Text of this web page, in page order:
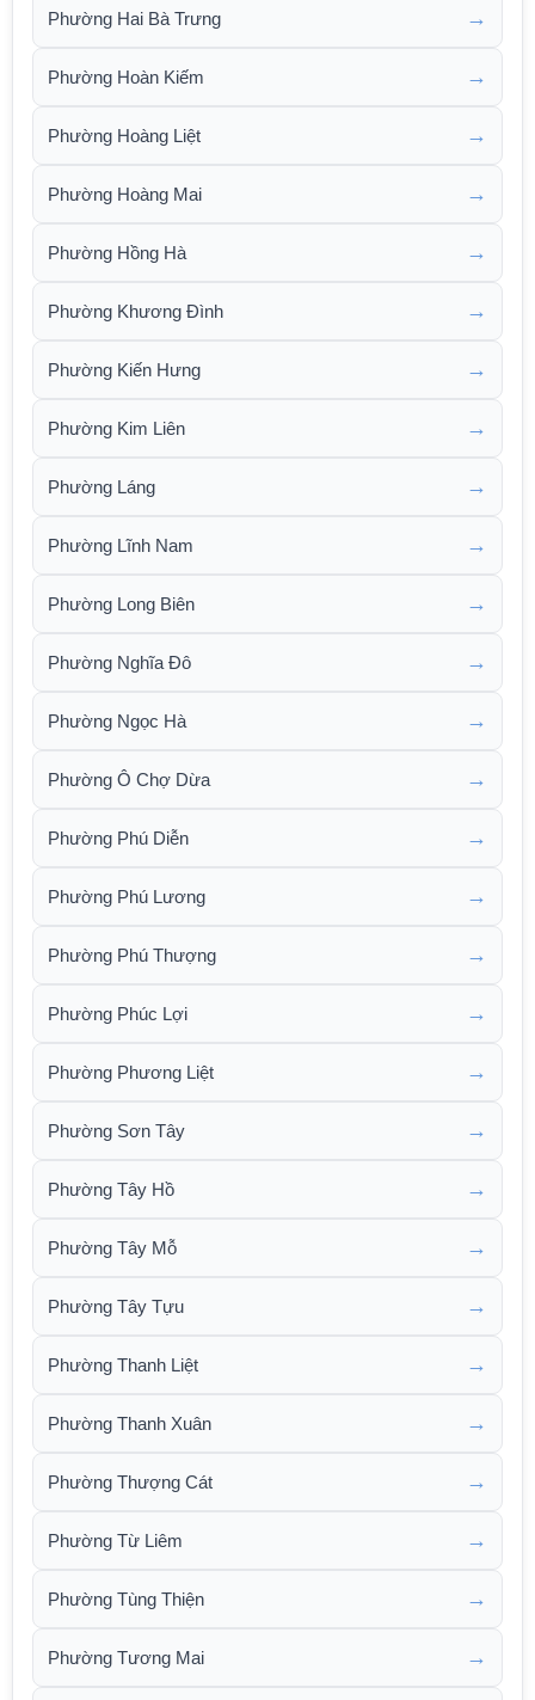
Phường Hai Bà Trưng →
Phường Hoàn Kiếm →
Phường Hoàng Liệt →
Phường Hoàng Mai →
Phường Hồng Hà →
Phường Khương Đình →
Phường Kiến Hưng →
Phường Kim Liên →
Phường Láng →
Phường Lĩnh Nam →
Phường Long Biên →
Phường Nghĩa Đô →
Phường Ngọc Hà →
Phường Ô Chợ Dừa →
Phường Phú Diễn →
Phường Phú Lương →
Phường Phú Thượng →
Phường Phúc Lợi →
Phường Phương Liệt →
Phường Sơn Tây →
Phường Tây Hồ →
Phường Tây Mỗ →
Phường Tây Tựu →
Phường Thanh Liệt →
Phường Thanh Xuân →
Phường Thượng Cát →
Phường Từ Liêm →
Phường Tùng Thiện →
Phường Tương Mai →